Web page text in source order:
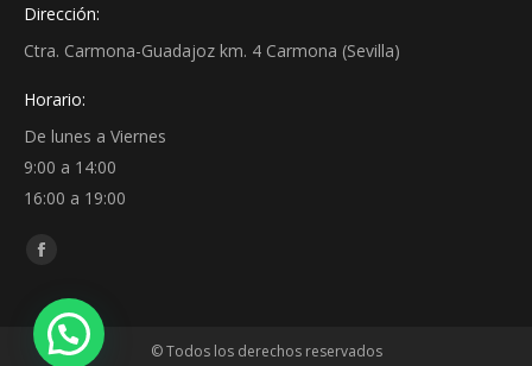
Dirección:
Ctra. Carmona-Guadajoz km. 4 Carmona (Sevilla)
Horario:
De lunes a Viernes
9:00 a 14:00
16:00 a 19:00
Encuéntranos en:
Facebook
page
opens
in
© Todos los derechos reservados